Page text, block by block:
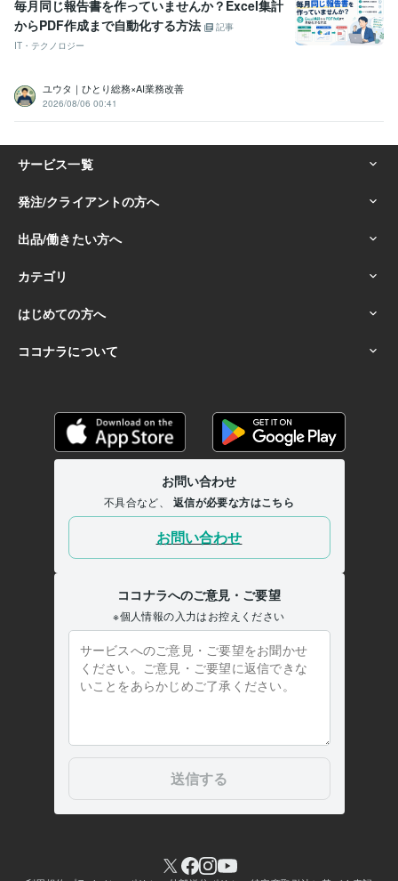
毎月同じ報告書を作っていませんか？Excel集計
からPDF作成まで自動化する方法
記事
IT・テクノロジー
ユウタ｜ひとり総務×AI業務改善
2026/08/06 00:41